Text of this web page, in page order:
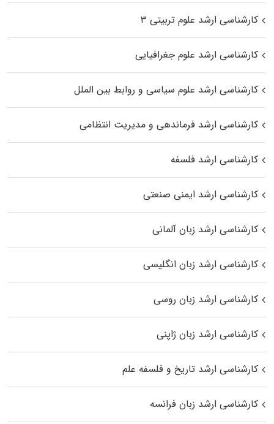
کارشناسی ارشد علوم تربیتی ۳
کارشناسی ارشد علوم جغرافیایی
کارشناسی ارشد علوم سیاسی و روابط بین الملل
کارشناسی ارشد فرماندهی و مدیریت انتظامی
کارشناسی ارشد فلسفه
کارشناسی ارشد ایمنی صنعتی
کارشناسی ارشد زبان آلمانی
کارشناسی ارشد زبان انگلیسی
کارشناسی ارشد زبان روسی
کارشناسی ارشد زبان ژاپنی
کارشناسی ارشد تاریخ و فلسفه علم
کارشناسی ارشد زبان فرانسه